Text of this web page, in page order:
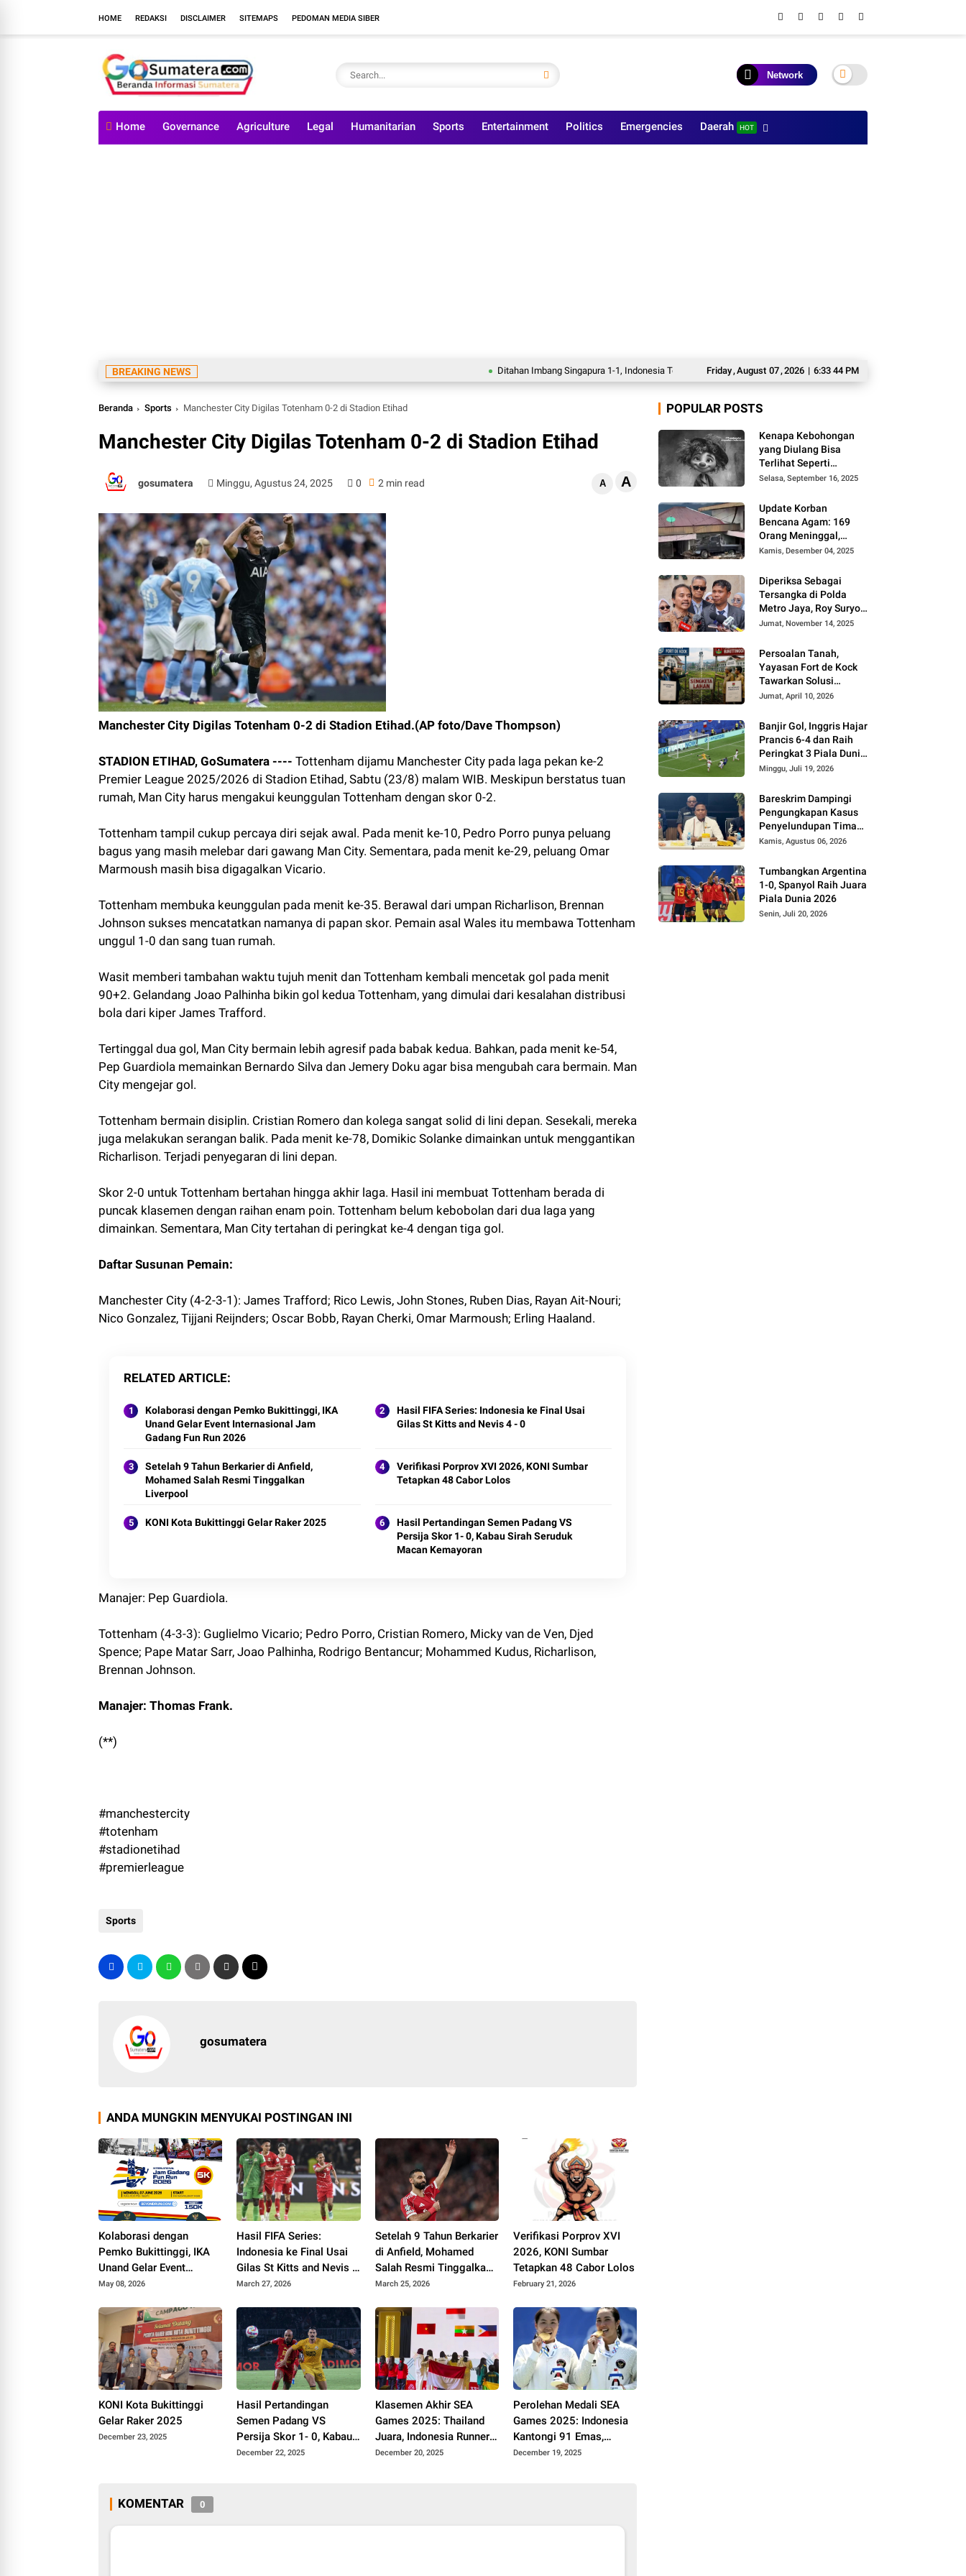
HOME REDAKSI DISCLAIMER SITEMAPS PEDOMAN MEDIA SIBER
Network
Home Governance Agriculture Legal Humanitarian Sports Entertainment Politics Emergencies Daerah HOT
Friday,August 07,2026 | 6:33 45 PM
BREAKING NEWS Ditahan Imbang Singapura 1-1, Indonesia Tersingkir dari Ajang AFF 2026 Langgar Disiplin dan Terlibat Tindak Pidana,
Beranda Sports Manchester City Digilas Totenham 0-2 di Stadion Etihad
Manchester City Digilas Totenham 0-2 di Stadion Etihad
gosumatera Minggu, Agustus 24, 2025 0 2 min read A A
Manchester City Digilas Totenham 0-2 di Stadion Etihad.(AP foto/Dave Thompson)
STADION ETIHAD, GoSumatera ---- Tottenham dijamu Manchester City pada laga pekan ke-2
Premier League 2025/2026 di Stadion Etihad, Sabtu (23/8) malam WIB. Meskipun berstatus tuan
rumah, Man City harus mengakui keunggulan Tottenham dengan skor 0-2.
Tottenham tampil cukup percaya diri sejak awal. Pada menit ke-10, Pedro Porro punya peluang
bagus yang masih melebar dari gawang Man City. Sementara, pada menit ke-29, peluang Omar
Marmoush masih bisa digagalkan Vicario.
Tottenham membuka keunggulan pada menit ke-35. Berawal dari umpan Richarlison, Brennan
Johnson sukses mencatatkan namanya di papan skor. Pemain asal Wales itu membawa Tottenham
unggul 1-0 dan sang tuan rumah.
Wasit memberi tambahan waktu tujuh menit dan Tottenham kembali mencetak gol pada menit
90+2. Gelandang Joao Palhinha bikin gol kedua Tottenham, yang dimulai dari kesalahan distribusi
bola dari kiper James Trafford.
Tertinggal dua gol, Man City bermain lebih agresif pada babak kedua. Bahkan, pada menit ke-54,
Pep Guardiola memainkan Bernardo Silva dan Jemery Doku agar bisa mengubah cara bermain. Man
City mengejar gol.
Tottenham bermain disiplin. Cristian Romero dan kolega sangat solid di lini depan. Sesekali, mereka
juga melakukan serangan balik. Pada menit ke-78, Domikic Solanke dimainkan untuk menggantikan
Richarlison. Terjadi penyegaran di lini depan.
Skor 2-0 untuk Tottenham bertahan hingga akhir laga. Hasil ini membuat Tottenham berada di
puncak klasemen dengan raihan enam poin. Tottenham belum kebobolan dari dua laga yang
dimainkan. Sementara, Man City tertahan di peringkat ke-4 dengan tiga gol.
Daftar Susunan Pemain:
Manchester City (4-2-3-1): James Trafford; Rico Lewis, John Stones, Ruben Dias, Rayan Ait-Nouri;
Nico Gonzalez, Tijjani Reijnders; Oscar Bobb, Rayan Cherki, Omar Marmoush; Erling Haaland.
RELATED ARTICLE
Kolaborasi dengan Pemko Bukittinggi, IKA
Unand Gelar Event Internasional Jam
Gadang Fun Run 2026
Hasil FIFA Series: Indonesia ke Final Usai
Gilas St Kitts and Nevis 4 - 0
Setelah 9 Tahun Berkarier di Anfield,
Mohamed Salah Resmi Tinggalkan
Liverpool
Verifikasi Porprov XVI 2026, KONI Sumbar
Tetapkan 48 Cabor Lolos
KONI Kota Bukittinggi Gelar Raker 2025
Hasil Pertandingan Semen Padang VS
Persija Skor 1- 0, Kabau Sirah Seruduk
Macan Kemayoran
Manajer: Pep Guardiola.
Tottenham (4-3-3): Guglielmo Vicario; Pedro Porro, Cristian Romero, Micky van de Ven, Djed
Spence; Pape Matar Sarr, Joao Palhinha, Rodrigo Bentancur; Mohammed Kudus, Richarlison,
Brennan Johnson.
Manajer: Thomas Frank.
(**)
#manchestercity
#totenham
#stadionetihad
#premierleague
Sports
gosumatera
ANDA MUNGKIN MENYUKAI POSTINGAN INI
Kolaborasi dengan
Pemko Bukittinggi, IKA
Unand Gelar Event
Internasional Jam
May 08, 2026
Hasil FIFA Series:
Indonesia ke Final Usai
Gilas St Kitts and Nevis 4
- 0
March 27, 2026
Setelah 9 Tahun Berkarier
di Anfield, Mohamed
Salah Resmi Tinggalkan
Liverpool
March 25, 2026
Verifikasi Porprov XVI
2026, KONI Sumbar
Tetapkan 48 Cabor Lolos
February 21, 2026
KONI Kota Bukittinggi
Gelar Raker 2025
December 23, 2025
Hasil Pertandingan
Semen Padang VS
Persija Skor 1- 0, Kabau
Sirah Seruduk Macan
December 22, 2025
Klasemen Akhir SEA
Games 2025: Thailand
Juara, Indonesia Runner
Up
December 20, 2025
Perolehan Medali SEA
Games 2025: Indonesia
Kantongi 91 Emas,
Amankan Posisi Kedua
December 19, 2025
KOMENTAR 0
POPULAR POSTS
Kenapa Kebohongan
yang Diulang Bisa
Terlihat Seperti
Kebenaran, Ini
Selasa, September 16, 2025
Update Korban
Bencana Agam: 169
Orang Meninggal,
Belum Ditemukan 86
Kamis, Desember 04, 2025
Diperiksa Sebagai
Tersangka di Polda
Metro Jaya, Roy Suryo
Cs Tidak Ditahan
Jumat, November 14, 2025
Persoalan Tanah,
Yayasan Fort de Kock
Tawarkan Solusi
Alternatif Kepada
Jumat, April 10, 2026
Banjir Gol, Inggris Hajar
Prancis 6-4 dan Raih
Peringkat 3 Piala Dunia
2026
Minggu, Juli 19, 2026
Bareskrim Dampingi
Pengungkapan Kasus
Penyelundupan Timah
dari Babel ke Malaysia
Kamis, Agustus 06, 2026
Tumbangkan Argentina
1-0, Spanyol Raih Juara
Piala Dunia 2026
Senin, Juli 20, 2026